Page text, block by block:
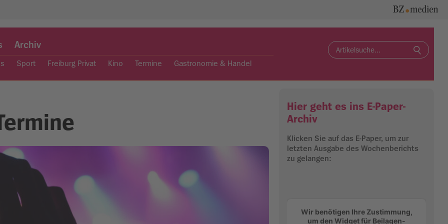
Archiv
Sport Freiburg Privat Kino Termine Gastronomie & Handel
Search
for:
Hier geht es ins E-Paper-
Archiv
Klicken Sie auf das E-Paper, um zur
letzten Ausgabe des Wochenberichts
zu gelangen:
Wir benötigen Ihre Zustimmung,
um den Widget für Beilagen-